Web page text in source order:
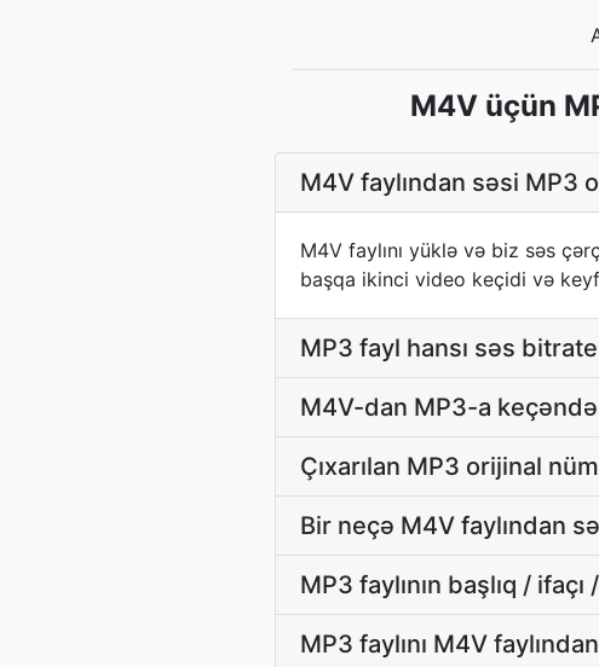
M4V üçün
M4V faylından səsi MP3
M4V faylını yüklə və biz səs
başqa ikinci video keçidi və
MP3 fayl hansı səs
M4V-dan MP3-a
Çıxarılan MP3 orijinal
Bir neçə M4V faylından
MP3 faylının başlıq /
MP3 faylını M4V